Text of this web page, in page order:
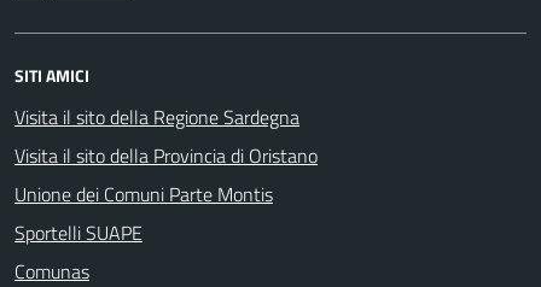
SITI AMICI
Visita il sito della Regione Sardegna
Visita il sito della Provincia di Oristano
Unione dei Comuni Parte Montis
Sportelli SUAPE
Comunas